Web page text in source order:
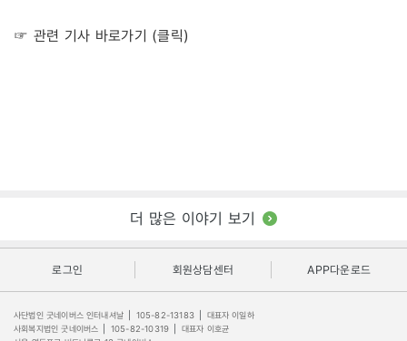
☞ 관련 기사 바로가기 (클릭)
더 많은 이야기 보기
로그인 회원상담센터 APP다운로드
사단법인 굿네이버스 인터내셔날 105-82-13183
대표자 이일하
사회복지법인 굿네이버스
105-82-10319
대표자 이호균